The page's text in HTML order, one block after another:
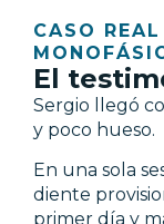
CASO
El
Sergio llegó
y poco hueso.
En una sola
diente
primer día y